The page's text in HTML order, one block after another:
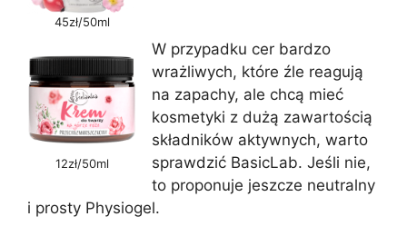
45zł/50ml
12zł/50ml
W przypadku cer bardzo
wrażliwych, które źle reagują
na zapachy, ale chcą mieć
kosmetyki z dużą zawartością
składników aktywnych, warto
sprawdzić BasicLab. Jeśli nie,
to proponuje jeszcze neutralny
i prosty Physiogel.